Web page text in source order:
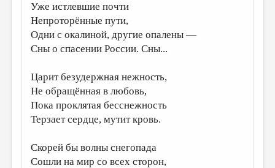
КНИЖНАЯ ПОЛКА
ОБЗОР ЛИТЕРАТУРЫ
СТРАНИЦЫ ПАМЯТИ
ОБЪЯВЛЕНИЯ
КОЛОНКА РЕДАКТОРА
РЕДКОЛЛЕГИЯ
МАЛАЯ ПРОЗА
Уже истлевшие почти
Непроторённые пути,
Одни с окалиной, другие опалены —
Сны о спасении России. Сны...
Царит безудержная нежность,
Не обращённая в любовь,
Пока проклятая бесснежность
Терзает сердце, мутит кровь.
Скорей бы волны снегопада
Сошли на мир со всех сторон,